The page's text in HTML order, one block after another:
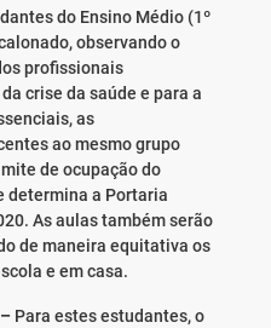
do Ensino Médio (1º
observando o
profissionais
crise da saúde e para a
as
ao mesmo grupo
de ocupação do
determina a Portaria
As aulas também serão
de maneira equitativa os
e em casa.
Para estes estudantes, o